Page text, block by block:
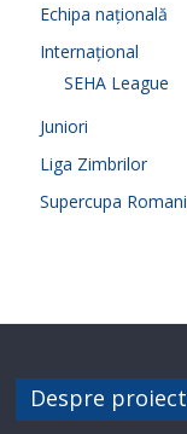
Echipa națională
Internațional
SEHA League
Juniori
Liga Zimbrilor
Supercupa
Despre proiect